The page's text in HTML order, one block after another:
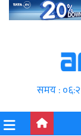
समय :